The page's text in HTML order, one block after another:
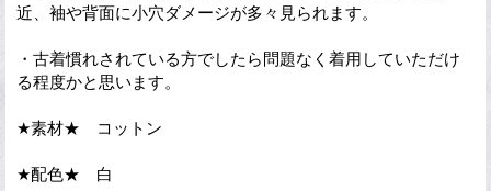
近、袖や背面に小穴ダメージが多々見られます。
・古着慣れされている方でしたら問題なく着用していただけ
る程度かと思います。
★素材★ コットン
★配色★ 白